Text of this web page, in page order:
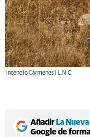
Incendio Cármenes | L.N.C.
Añadir La
Google de